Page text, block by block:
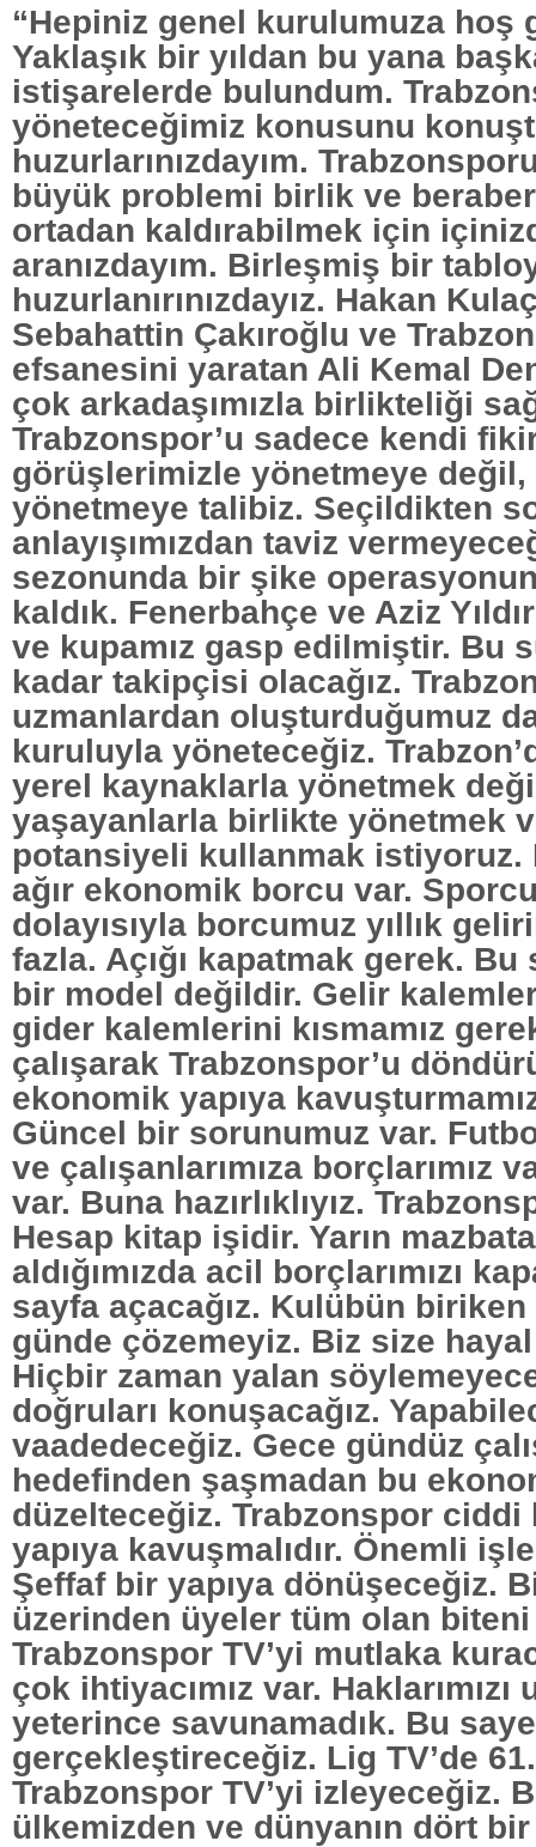
“Hepiniz genel kurulumuza hoş
Yaklaşık bir yıldan bu yana
istişarelerde bulundum.
yöneteceğimiz konusunu
huzurlarınızdayım.
büyük problemi birlik ve
ortadan kaldırabilmek için
aranızdayım. Birleşmiş bir
huzurlanırınızdayız. Hakan
Sebahattin Çakıroğlu ve
efsanesini yaratan Ali Kemal
çok arkadaşımızla birlikteliği
Trabzonspor’u sadece kendi
görüşlerimizle yönetmeye
yönetmeye talibiz. Seçildikten
anlayışımızdan taviz
sezonunda bir şike
kaldık. Fenerbahçe ve Aziz
ve kupamız gasp edilmiştir. Bu
kadar takipçisi olacağız.
uzmanlardan oluşturduğumuz
kuruluyla yöneteceğiz.
yerel kaynaklarla yönetmek
yaşayanlarla birlikte yönetmek
potansiyeli kullanmak istiyoruz.
ağır ekonomik borcu var.
dolayısıyla borcumuz yıllık
fazla. Açığı kapatmak gerek.
bir model değildir. Gelir
gider kalemlerini kısmamız
çalışarak Trabzonspor’u
ekonomik yapıya
Güncel bir sorunumuz var.
ve çalışanlarımıza borçlarımız
var. Buna hazırlıklıyız.
Hesap kitap işidir. Yarın
aldığımızda acil borçlarımızı
sayfa açacağız. Kulübün biriken
günde çözemeyiz. Biz size
Hiçbir zaman yalan
doğruları konuşacağız.
vaadedeceğiz. Gece gündüz
hedefinden şaşmadan bu
düzelteceğiz. Trabzonspor
yapıya kavuşmalıdır. Önemli
Şeffaf bir yapıya dönüşeceğiz.
üzerinden üyeler tüm olan
Trabzonspor TV’yi mutlaka
çok ihtiyacımız var. Haklarımızı
yeterince savunamadık. Bu
gerçekleştireceğiz. Lig TV’de
Trabzonspor TV’yi izleyeceğiz.
ülkemizden ve dünyanın dört bir